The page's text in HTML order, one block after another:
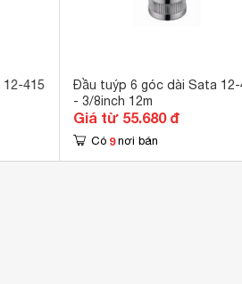
415
Đầu tuýp 6 góc dài Sata 12-
- 3/8inch 12m
Giá từ 55.680 đ
Có 9 nơi bán